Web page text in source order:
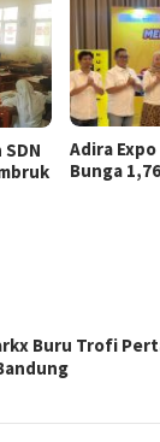
Adira
Bunga
Buru Trofi